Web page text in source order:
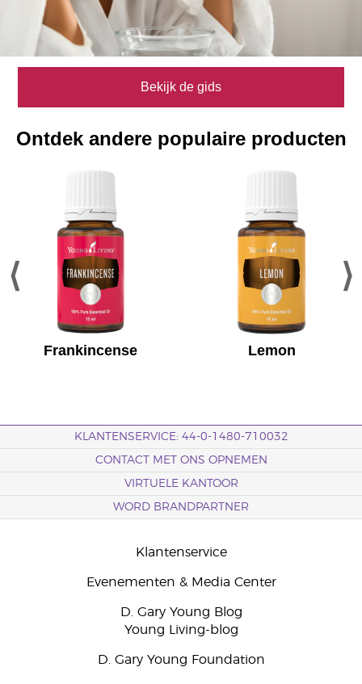
Bekijk de gids
Ontdek andere populaire producten
Frankincense Lemon
KLANTENSERVICE: 44-0-1480-710032
CONTACT MET ONS OPNEMEN
VIRTUELE KANTOOR
WORD BRANDPARTNER
Klantenservice
Evenementen & Media Center
D. Gary Young Blog
Young Living-blog
D. Gary Young Foundation